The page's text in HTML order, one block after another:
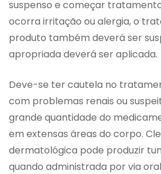
suspenso e começar
ocorra irritação ou alergia, o
produto também deverá ser
apropriada deverá ser aplicada.
Deve-se ter cautela no
com problemas renais ou
grande quantidade do
em extensas áreas do corpo.
dermatológica pode produzir
quando administrada por via